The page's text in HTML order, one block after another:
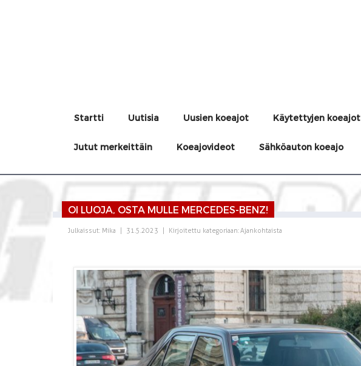
Startti Uutisia Uusien koeajot Käytettyjen koeajot
Jutut merkeittäin Koeajovideot Sähköauton koeajo
OI LUOJA, OSTA MULLE MERCEDES-BENZ!
Julkaissut: Mika 31.5.2023 Kirjoitettu kategoriaan:Ajankohtaista